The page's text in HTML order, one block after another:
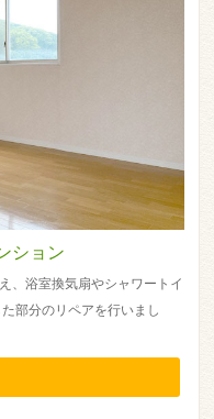
ション
、浴室換気扇やシャワートイ
部分のリペアを行いまし